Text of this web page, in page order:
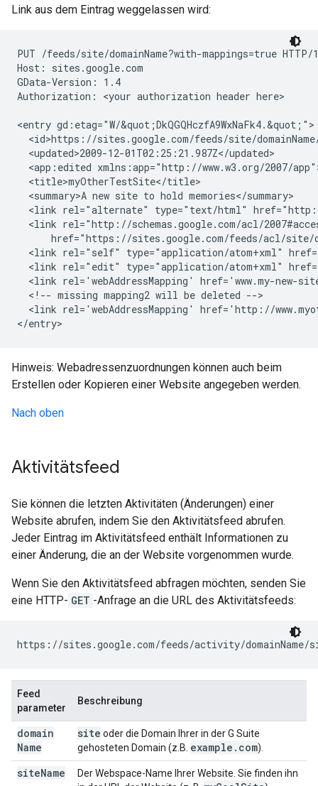
Link aus dem Eintrag weggelassen wird:
PUT /feeds/site/domainName?with-mappings=true HTTP/
Host: sites.google.com
GData-Version: 1.4
Authorization: <your authorization header here>
<entry gd:etag="W/&quot;DkQGQHczfA9WxNaFk4.&quot;">
  <id>https://sites.google.com/feeds/site/
domainName
  <updated>2009-12-01T02:25:21.987Z</updated>
<app:edited xmlns:app="http://www.w3.org/2007/
  <title>
myOtherTestSite</title>
  <summary>A new site to hold memories</summary>
<link rel="alternate" type="text/html"
<link rel="http://schemas.google.com/acl/
      href="https://sites.google.com/feeds/acl/site/
<link rel="self" type="application/atom+xml"
<link rel="edit" type="application/atom+xml"
  <link rel='webAddressMapping' href='
www.my-new-
  <!-- missing mapping2 will be deleted -->
  <link rel='webAddressMapping' href='
http://
Hinweis: Webadressenzuordnungen können auch beim
Erstellen oder Kopieren einer Website angegeben werden.
Nach oben
Aktivitätsfeed
Sie können die letzten Aktivitäten (Änderungen) einer
Website abrufen, indem Sie den Aktivitätsfeed abrufen.
Jeder Eintrag im Aktivitätsfeed enthält Informationen zu
einer Änderung, die an der Website vorgenommen wurde.
Wenn Sie den Aktivitätsfeed abfragen möchten, senden Sie
eine HTTP- GET -Anfrage an die URL des Aktivitätsfeeds:
https://sites.google.com/feeds/activity/domainName/
Feed
parameter
Beschreibung
domain
Name
site oder die Domain Ihrer in der G Suite
gehosteten Domain (z.B. example . com).
siteName
Der Webspace-Name Ihrer Website. Sie finden ihn